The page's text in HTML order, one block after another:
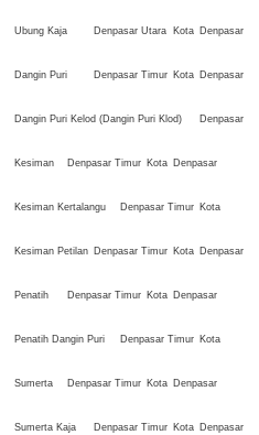
Ubung Kaja Denpasar Utara Kota Denpasar
Dangin Puri Denpasar Timur Kota Denpasar
Dangin Puri Kelod (Dangin Puri Klod)
Denpasar
Kesiman Denpasar Timur Kota Denpasar
Kesiman Kertalangu Denpasar Timur Kota
Kesiman Petilan Denpasar Timur Kota Denpasar
Penatih Denpasar Timur Kota Denpasar
Penatih Dangin Puri Denpasar Timur Kota
Sumerta Denpasar Timur Kota Denpasar
Sumerta Kaja Denpasar Timur Kota Denpasar